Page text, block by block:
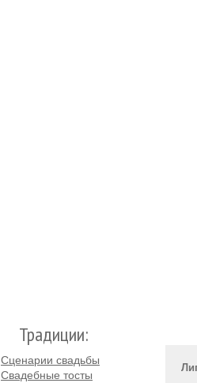
Традиции:
Сценарии свадьбы
Свадебные тосты